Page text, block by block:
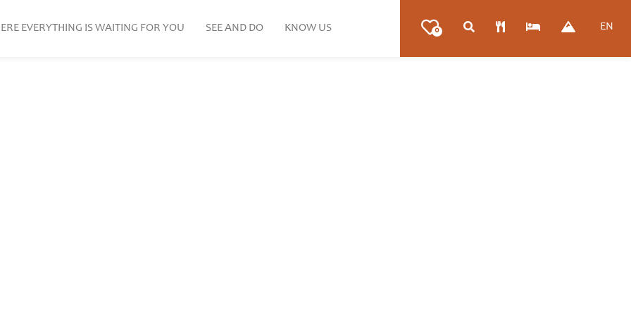
0 EN
EVERYTHING IS WAITING FOR YOU SEE AND DO KNOW US